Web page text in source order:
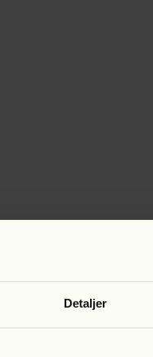
Detaljer